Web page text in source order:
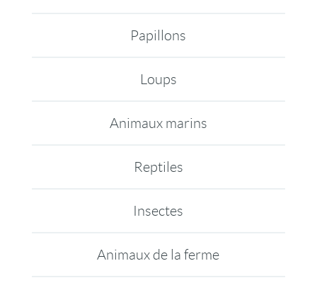
Papillons
Loups
Animaux marins
Reptiles
Insectes
Animaux de la ferme